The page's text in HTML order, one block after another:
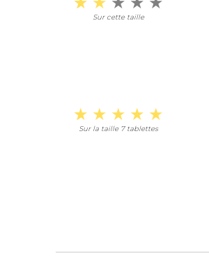
Sur cette taille
Sur la taille 7 tablettes